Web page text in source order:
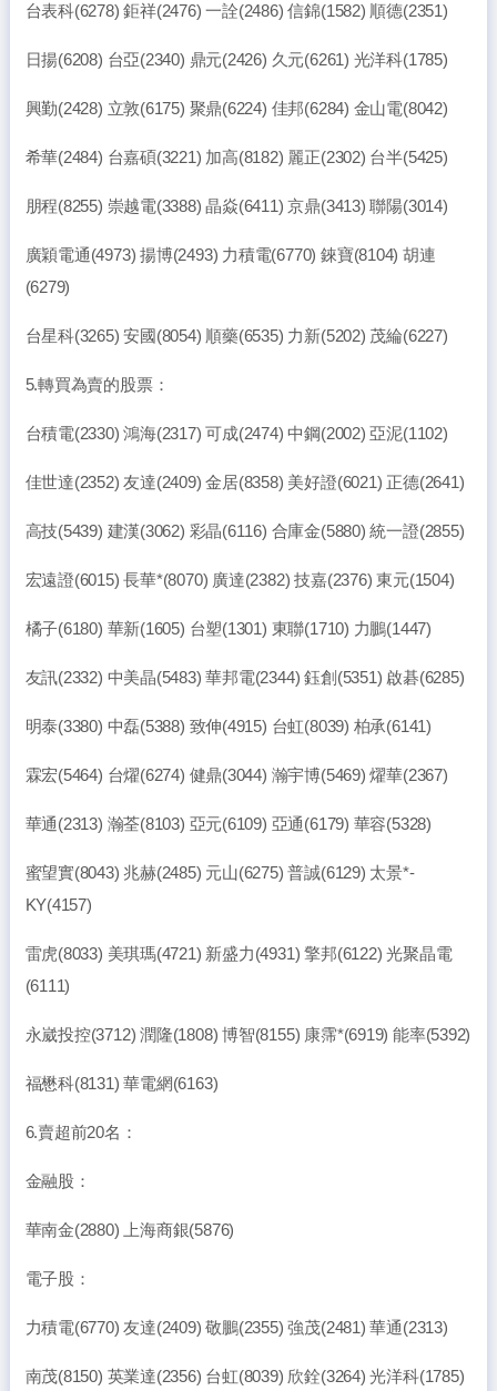
台表科(6278) 鉅祥(2476) 一詮(2486) 信錦(1582) 順德(2351)
日揚(6208) 台亞(2340) 鼎元(2426) 久元(6261) 光洋科(1785)
興勤(2428) 立敦(6175) 聚鼎(6224) 佳邦(6284) 金山電(8042)
希華(2484) 台嘉碩(3221) 加高(8182) 麗正(2302) 台半(5425)
朋程(8255) 崇越電(3388) 晶焱(6411) 京鼎(3413) 聯陽(3014)
廣穎電通(4973) 揚博(2493) 力積電(6770) 錸寶(8104) 胡連
(6279)
台星科(3265) 安國(8054) 順藥(6535) 力新(5202) 茂綸(6227)
5.轉買為賣的股票：
台積電(2330) 鴻海(2317) 可成(2474) 中鋼(2002) 亞泥(1102)
佳世達(2352) 友達(2409) 金居(8358) 美好證(6021) 正德(2641)
高技(5439) 建漢(3062) 彩晶(6116) 合庫金(5880) 統一證(2855)
宏遠證(6015) 長華*(8070) 廣達(2382) 技嘉(2376) 東元(1504)
橘子(6180) 華新(1605) 台塑(1301) 東聯(1710) 力鵬(1447)
友訊(2332) 中美晶(5483) 華邦電(2344) 鈺創(5351) 啟碁(6285)
明泰(3380) 中磊(5388) 致伸(4915) 台虹(8039) 柏承(6141)
霖宏(5464) 台燿(6274) 健鼎(3044) 瀚宇博(5469) 燿華(2367)
華通(2313) 瀚荃(8103) 亞元(6109) 亞通(6179) 華容(5328)
蜜望實(8043) 兆赫(2485) 元山(6275) 普誠(6129) 太景*-
KY(4157)
雷虎(8033) 美琪瑪(4721) 新盛力(4931) 擎邦(6122) 光聚晶電
(6111)
永崴投控(3712) 潤隆(1808) 博智(8155) 康霈*(6919) 能率(5392)
福懋科(8131) 華電網(6163)
6.賣超前20名：
金融股：
華南金(2880) 上海商銀(5876)
電子股：
力積電(6770) 友達(2409) 敬鵬(2355) 強茂(2481) 華通(2313)
南茂(8150) 英業達(2356) 台虹(8039) 欣銓(3264) 光洋科(1785)